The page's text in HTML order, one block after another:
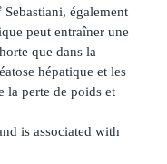
Sebastiani, également
peut entraîner une
que dans la
hépatique et les
la perte de poids et
is associated with